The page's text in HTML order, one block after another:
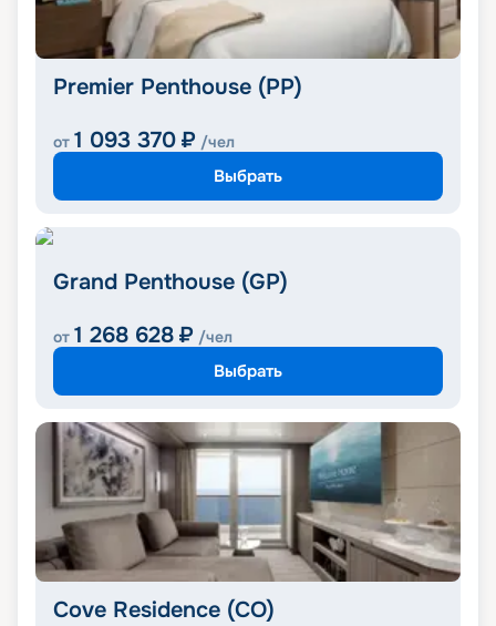
Premier Penthouse (PP)
от 1 093 370 ₽ /чел
Выбрать
Grand Penthouse (GP)
от 1 268 628 ₽ /чел
Выбрать
Cove Residence (CO)